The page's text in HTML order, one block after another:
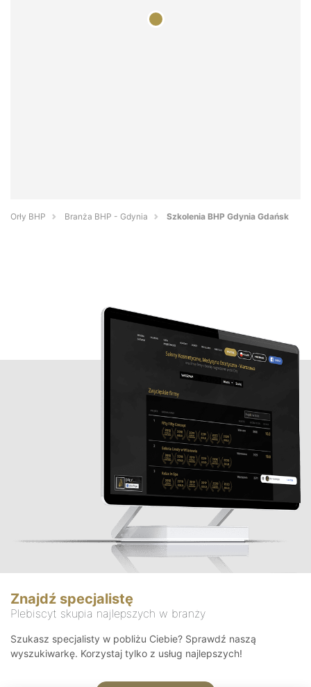
Orły BHP Branża BHP - Gdynia Szkolenia BHP Gdynia Gdańsk
Znajdź specjalistę
Plebiscyt skupia najlepszych w branży
Szukasz specjalisty w pobliżu Ciebie? Sprawdź naszą
wyszukiwarkę. Korzystaj tylko z usług najlepszych!